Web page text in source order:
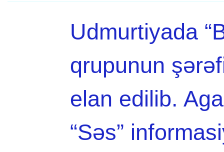
Udmurtiyada
qrupunun
elan edilib.
“Səs”